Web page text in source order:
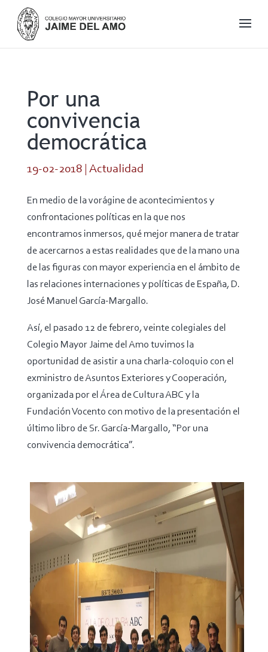
Por una
convivencia
democrática
19-02-2018| Actualidad
En medio de la vorágine de acontecimientos y
confrontaciones políticas en la que nos
encontramos inmersos, qué mejor manera de tratar
de acercarnos a estas realidades que de la mano una
de las figuras con mayor experiencia en el ámbito de
las relaciones internaciones y políticas de España, D.
José Manuel García-Margallo.
Así, el pasado 12 de febrero, veinte colegiales del
Colegio Mayor Jaime del Amo tuvimos la
oportunidad de asistir a una charla-coloquio con el
exministro de Asuntos Exteriores y Cooperación,
organizada por el Área de Cultura ABC y la
Fundación Vocento con motivo de la presentación el
último libro de Sr. García-Margallo, “Por una
convivencia democrática”.